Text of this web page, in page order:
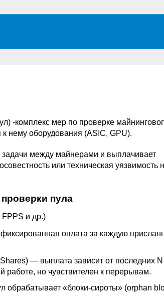
-комплекс мер по проверке
нему оборудования (ASIC, GPU).
задачи между майнерами и выплачивает
или техническая уязвимость
пула
и др.)
оплата за каждую
— выплата зависит от последних
работе, но чувствителен к перерывам.
обрабатывает «блоки-сироты» (orphan